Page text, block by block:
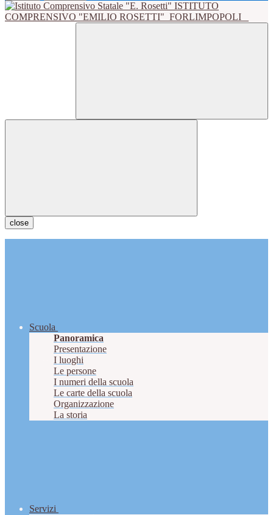
ISTITUTO
COMPRENSIVO "EMILIO ROSETTI" FORLIMPOPOLI
close
Scuola
Panoramica
Presentazione
I luoghi
Le persone
I numeri della scuola
Le carte della scuola
Organizzazione
La storia
Servizi